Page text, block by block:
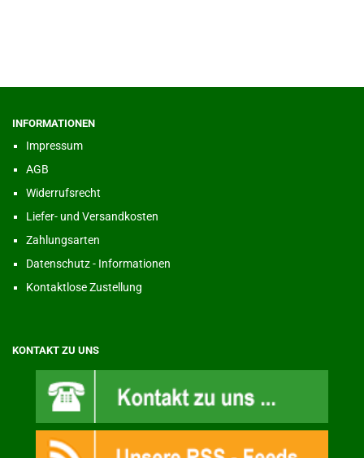
INFORMATIONEN
Impressum
AGB
Widerrufsrecht
Liefer- und Versandkosten
Zahlungsarten
Datenschutz - Informationen
Kontaktlose Zustellung
KONTAKT ZU UNS